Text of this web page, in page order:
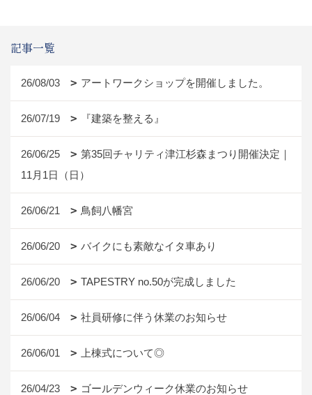
記事一覧
26/08/03 アートワークショップを開催しました。
26/07/19 『建築を整える』
26/06/25
第35回チャリティ津江杉森まつり開催決定｜
11月1日（日）
26/06/21 鳥飼八幡宮
26/06/20 バイクにも素敵なイタ車あり
26/06/20 TAPESTRY no.50が完成しました
26/06/04 社員研修に伴う休業のお知らせ
26/06/01 上棟式について◎
26/04/23 ゴールデンウィーク休業のお知らせ